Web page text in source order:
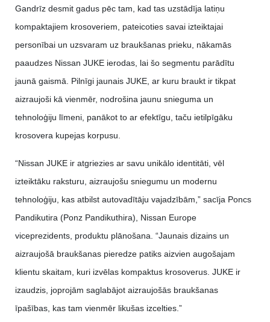
Gandrīz desmit gadus pēc tam, kad tas uzstādīja latiņu
kompaktajiem krosoveriem, pateicoties savai izteiktajai
personībai un uzsvaram uz braukšanas prieku, nākamās
paaudzes Nissan JUKE ierodas, lai šo segmentu parādītu
jaunā gaismā. Pilnīgi jaunais JUKE, ar kuru braukt ir tikpat
aizraujoši kā vienmēr, nodrošina jaunu snieguma un
tehnoloģiju līmeni, panākot to ar efektīgu, taču ietilpīgāku
krosovera kupejas korpusu.
“Nissan JUKE ir atgriezies ar savu unikālo identitāti, vēl
izteiktāku raksturu, aizraujošu sniegumu un modernu
tehnoloģiju, kas atbilst autovadītāju vajadzībām,” sacīja Poncs
Pandikutira (Ponz Pandikuthira), Nissan Europe
viceprezidents, produktu plānošana. “Jaunais dizains un
aizraujošā braukšanas pieredze patiks aizvien augošajam
klientu skaitam, kuri izvēlas kompaktus krosoverus. JUKE ir
izaudzis, joprojām saglabājot aizraujošās braukšanas
īpašības, kas tam vienmēr likušas izcelties.”